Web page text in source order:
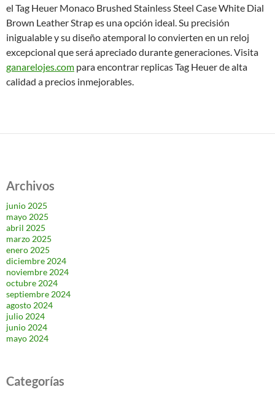
el Tag Heuer Monaco Brushed Stainless Steel Case White Dial
Brown Leather Strap es una opción ideal. Su precisión
inigualable y su diseño atemporal lo convierten en un reloj
excepcional que será apreciado durante generaciones. Visita
ganarelojes.com para encontrar replicas Tag Heuer de alta
calidad a precios inmejorables.
Archivos
junio 2025
mayo 2025
abril 2025
marzo 2025
enero 2025
diciembre 2024
noviembre 2024
octubre 2024
septiembre 2024
agosto 2024
julio 2024
junio 2024
mayo 2024
Categorías